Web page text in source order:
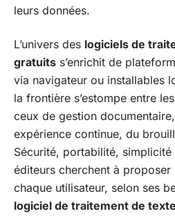
leurs données.
L’univers des logiciels de
gratuits s’enrichit de
via navigateur ou installables
la frontière s’estompe entre
ceux de gestion
expérience continue, du
Sécurité, portabilité,
éditeurs cherchent à proposer
chaque utilisateur, selon ses
logiciel de traitement de texte